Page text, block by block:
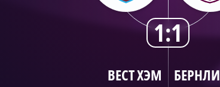
ВЕСТ ХЭМ БЕРНЛИ
1:1